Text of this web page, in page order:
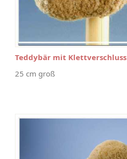
Teddybär mit Klettverschluss
25 cm groß